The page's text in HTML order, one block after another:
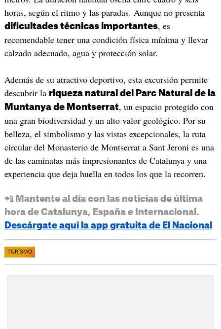
horas, según el ritmo y las paradas. Aunque no presenta
dificultades técnicas importantes, es
recomendable tener una condición física mínima y llevar
calzado adecuado, agua y protección solar.
Además de su atractivo deportivo, esta excursión permite
descubrir la riqueza natural del Parc Natural de la
Muntanya de Montserrat, un espacio protegido con
una gran biodiversidad y un alto valor geológico. Por su
belleza, el simbolismo y las vistas excepcionales, la ruta
circular del Monasterio de Montserrat a Sant Jeroni es una
de las caminatas más impresionantes de Catalunya y una
experiencia que deja huella en todos los que la recorren.
📲 Mantente al día con las noticias de última
hora de Catalunya, España e Internacional.
Descárgate aquí la app gratuita de El Nacional
TURISMO